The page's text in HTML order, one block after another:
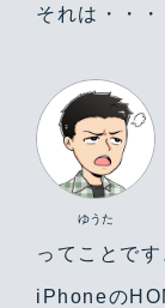
それは・・・
ゆうた
ってことです
iPhoneの